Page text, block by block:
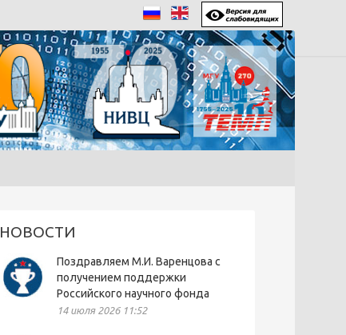
НОВОСТИ
Поздравляем М.И. Варенцова с
получением поддержки
Российского научного фонда
14 июля 2026 11:52